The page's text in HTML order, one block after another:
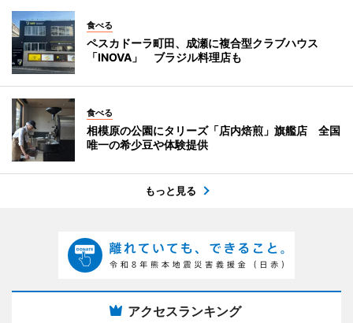
食べる
ペスカドーラ町田、成瀬に複合型クラブハウス
「INOVA」 ブラジル料理店も
食べる
相模原の公園にタリーズ「店内焙煎」旗艦店 全国
唯一の希少豆や体験提供
もっと見る
アクセスランキング